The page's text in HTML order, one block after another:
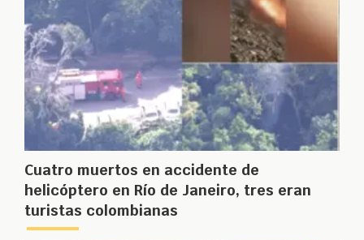
Cuatro muertos en accidente de
helicóptero en Río de Janeiro, tres eran
turistas colombianas